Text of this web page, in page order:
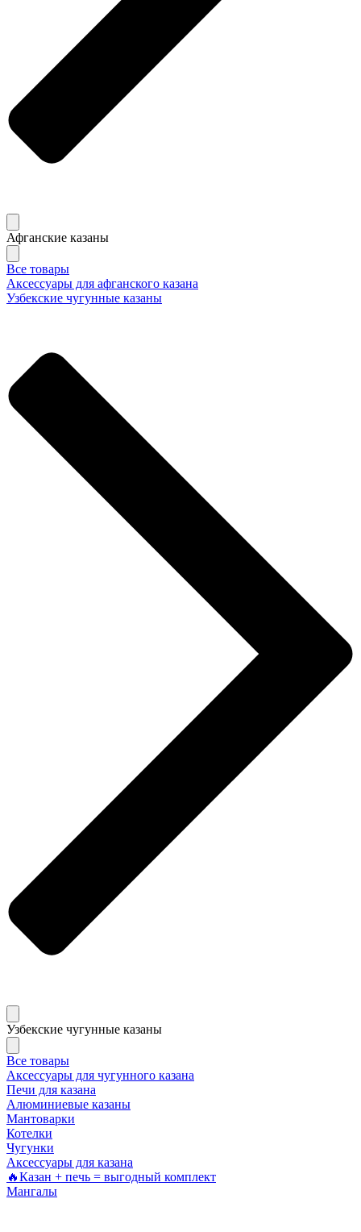
Афганские казаны
Все товары
Аксессуары для афганского казана
Узбекские чугунные казаны
Узбекские чугунные казаны
Все товары
Аксессуары для чугунного казана
Печи для казана
Алюминиевые казаны
Мантоварки
Котелки
Чугунки
Аксессуары для казана
🔥Казан + печь = выгодный комплект
Мангалы